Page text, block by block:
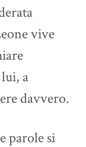
vive
a
davvero.
parole si